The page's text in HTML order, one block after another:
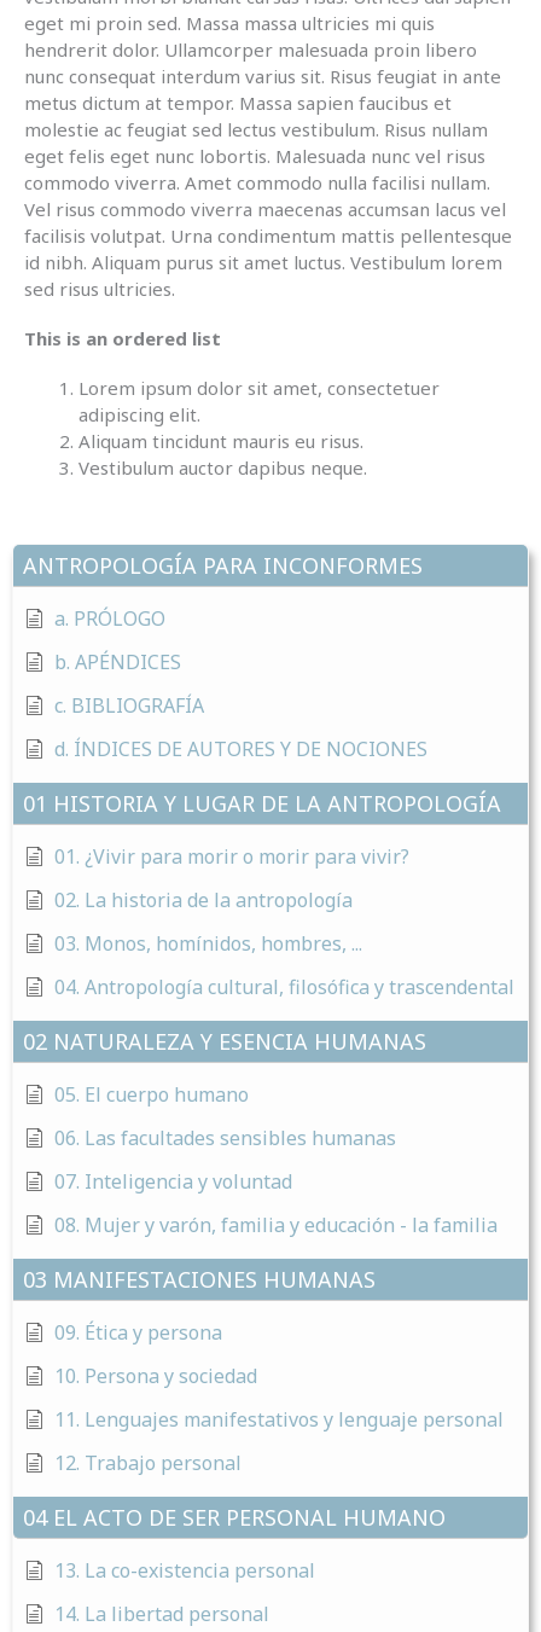
ANTROPOLOGÍA PARA INCONFORMES
a. PRÓLOGO
b. APÉNDICES
c. BIBLIOGRAFÍA
d. ÍNDICES DE AUTORES Y DE NOCIONES
01 HISTORIA Y LUGAR DE LA ANTROPOLOGÍA
01. ¿Vivir para morir o morir para vivir?
02. La historia de la antropología
03. Monos, homínidos, hombres, ...
04. Antropología cultural, filosófica y trascendental
02 NATURALEZA Y ESENCIA HUMANAS
05. El cuerpo humano
06. Las facultades sensibles humanas
07. Inteligencia y voluntad
08. Mujer y varón, familia y educación - la familia
03 MANIFESTACIONES HUMANAS
09. Ética y persona
10. Persona y sociedad
11. Lenguajes manifestativos y lenguaje personal
12. Trabajo personal
04 EL ACTO DE SER PERSONAL HUMANO
13. La co-existencia personal
14. La libertad personal
eget mi proin sed. Massa massa ultricies mi quis
hendrerit dolor. Ullamcorper malesuada proin libero
nunc consequat interdum varius sit. Risus feugiat in ante
metus dictum at tempor. Massa sapien faucibus et
molestie ac feugiat sed lectus vestibulum. Risus nullam
eget felis eget nunc lobortis. Malesuada nunc vel risus
commodo viverra. Amet commodo nulla facilisi nullam.
Vel risus commodo viverra maecenas accumsan lacus vel
facilisis volutpat. Urna condimentum mattis pellentesque
id nibh. Aliquam purus sit amet luctus. Vestibulum lorem
sed risus ultricies.
This is an ordered list
Lorem ipsum dolor sit amet, consectetuer
adipiscing elit.
Aliquam tincidunt mauris eu risus.
Vestibulum auctor dapibus neque.